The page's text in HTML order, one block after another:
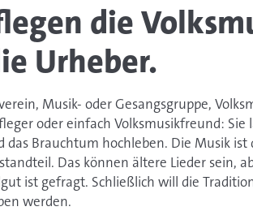
die
Urheber.
Musik- oder Gesangsgruppe,
oder einfach Volksmusikfreund: Sie
das Brauchtum hochleben. Die Musik ist
Das können ältere Lieder sein,
ist gefragt. Schließlich will die
werden.